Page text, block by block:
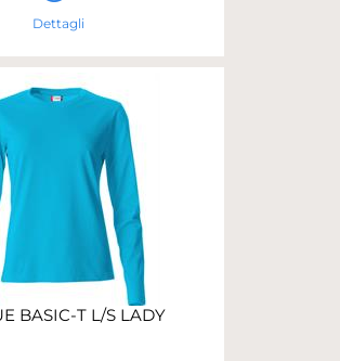
Dettagli
BASIC-T L/S LADY